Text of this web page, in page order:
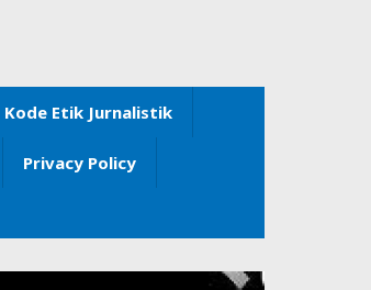
Kode Etik Jurnalistik
Privacy Policy